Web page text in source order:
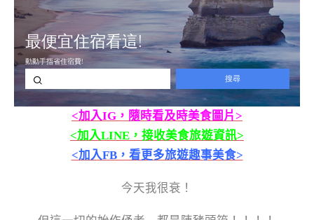
<加入IG，隨時看及時美食圖片>
<加入LINE，接收美食旅遊資訊>
<加入FB，看更多旅遊趣事美食>
今天我很衰！